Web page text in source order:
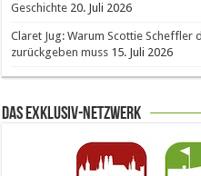
Geschichte 20. Juli 2026
Claret Jug: Warum Scottie
zurückgeben muss 15. Juli 2026
Das Exklusiv-Netzwerk